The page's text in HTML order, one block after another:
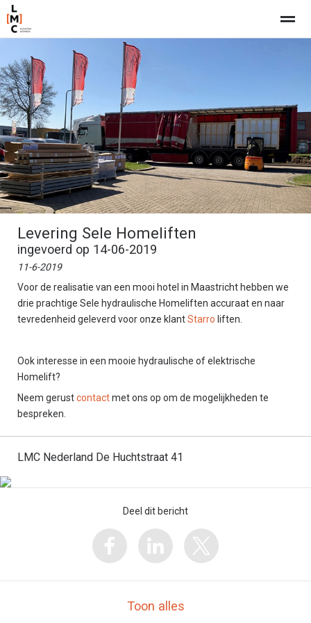
Home Nieuws Pagina's Bellen E-
Levering Sele Homeliften
ingevoerd op 14-06-2019
11-6-2019
Voor de realisatie van een mooi hotel in Maastricht hebben we
drie prachtige Sele hydraulische Homeliften accuraat en naar
tevredenheid geleverd voor onze klantStarro liften.
Ook interesse in een mooie hydraulische of elektrische
Homelift?
Neem gerustcontactmet ons op om de mogelijkheden te
bespreken.
LMC Nederland De Huchtstraat 41
Deel dit bericht
Toon alles